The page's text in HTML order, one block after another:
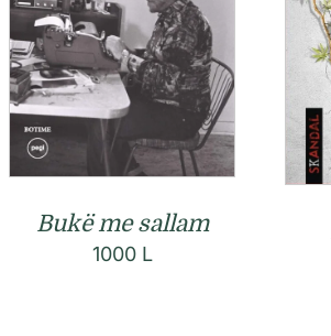
Bukë me sallam
1000 L